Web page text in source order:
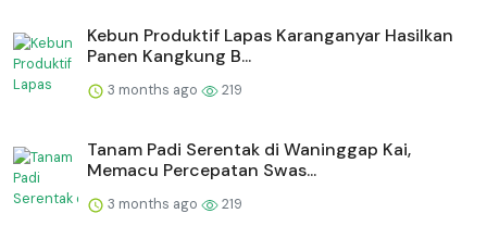
⁠Kebun Produktif Lapas Karanganyar Hasilkan
Panen Kangkung B...
3 months ago 219
Tanam Padi Serentak di Waninggap Kai,
Memacu Percepatan Swas...
3 months ago 219